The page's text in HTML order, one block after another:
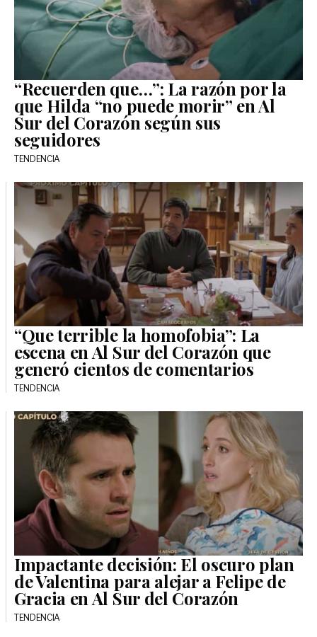
“Recuerden que…”: La razón por la
que Hilda “no puede morir” en Al
Sur del Corazón según sus
seguidores
TENDENCIA
“Que terrible la homofobia”: La
escena en Al Sur del Corazón que
generó cientos de comentarios
TENDENCIA
Impactante decisión: El oscuro plan
de Valentina para alejar a Felipe de
Gracia en Al Sur del Corazón
TENDENCIA